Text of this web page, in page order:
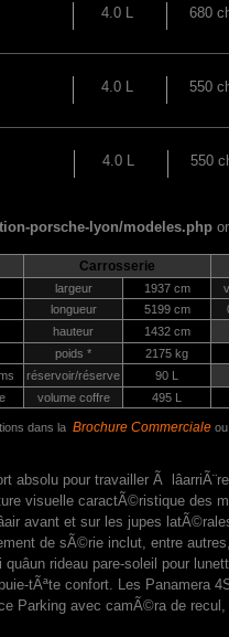
4.0 L 680
4.0 L 550
4.0 L 550
porsche-lyon/modeles.php
Carrosserie
largeur 1937 cm
longueur 5199 cm
hauteur 1432 cm
poids *
2175 kg
réservoir/réserve 90 L
volume coffre 495 L
dans la Brochure Commercialeou
pour travailler Ã
visuelle caractÃ©ristique des
avant et sur les jupes
de sÃ©rie inclut, entre
rideau pare-soleil pour
tÃªte confort. Les Panamera
Parking avec camÃ©ra de